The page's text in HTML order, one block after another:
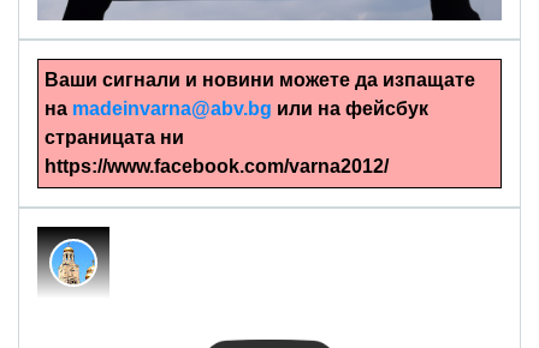
Ваши сигнали и новини можете да изпащате
на madeinvarna@abv.bg или на фейсбук
страницата ни
https://www.facebook.com/varna2012/